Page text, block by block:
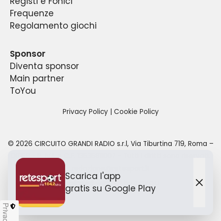
Frequenze
Regolamento giochi
Sponsor
Diventa sponsor
Main partner
ToYou
Privacy Policy| Cookie Policy
© 2026 CIRCUITO GRANDI RADIO s.r.l, Via Tiburtina 719, Roma –
00159- P. IVA e C.F.
Designed with by TO
Scarica l'app
gratis su Google Play
Privacy